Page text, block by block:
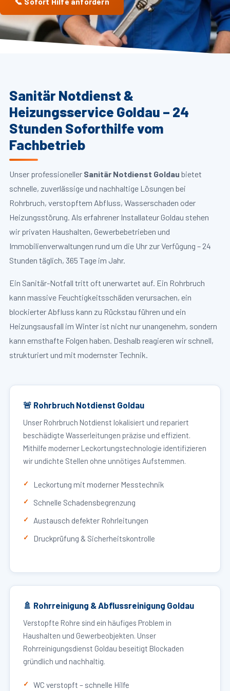
Sanitär Notdienst &
Heizungsservice Goldau – 24
Stunden Soforthilfe vom
Fachbetrieb
Unser professioneller Sanitär Notdienst Goldau bietet
schnelle, zuverlässige und nachhaltige Lösungen bei
Rohrbruch, verstopftem Abfluss, Wasserschaden oder
Heizungsstörung. Als erfahrener Installateur Goldau stehen
wir privaten Haushalten, Gewerbebetrieben und
Immobilienverwaltungen rund um die Uhr zur Verfügung – 24
Stunden täglich, 365 Tage im Jahr.
Ein Sanitär-Notfall tritt oft unerwartet auf. Ein Rohrbruch
kann massive Feuchtigkeitsschäden verursachen, ein
blockierter Abfluss kann zu Rückstau führen und ein
Heizungsausfall im Winter ist nicht nur unangenehm, sondern
kann ernsthafte Folgen haben. Deshalb reagieren wir schnell,
strukturiert und mit modernster Technik.
🚨 Rohrbruch Notdienst Goldau
Unser Rohrbruch Notdienst lokalisiert und repariert
beschädigte Wasserleitungen präzise und effizient.
Mithilfe moderner Leckortungstechnologie identifizieren
wir undichte Stellen ohne unnötiges Aufstemmen.
Leckortung mit moderner Messtechnik
Schnelle Schadensbegrenzung
Austausch defekter Rohrleitungen
Druckprüfung & Sicherheitskontrolle
🚿 Rohrreinigung & Abflussreinigung Goldau
Verstopfte Rohre sind ein häufiges Problem in
Haushalten und Gewerbeobjekten. Unser
Rohrreinigungsdienst Goldau beseitigt Blockaden
gründlich und nachhaltig.
WC verstopft – schnelle Hilfe